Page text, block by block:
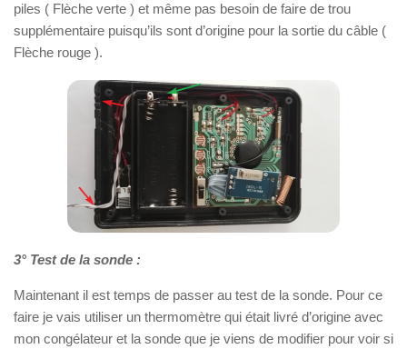
piles ( Flèche verte ) et même pas besoin de faire de trou
supplémentaire puisqu’ils sont d’origine pour la sortie du câble (
Flèche rouge ).
3° Test de la sonde :
Maintenant il est temps de passer au test de la sonde. Pour ce
faire je vais utiliser un thermomètre qui était livré d’origine avec
mon congélateur et la sonde que je viens de modifier pour voir si